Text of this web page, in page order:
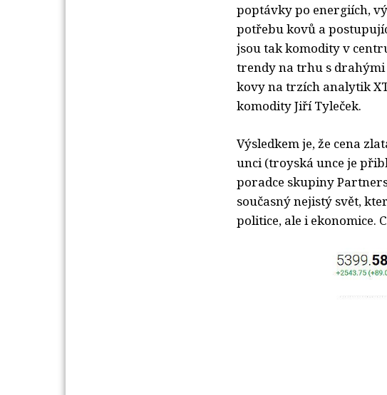
poptávky po energiích,
potřebu kovů a
jsou tak komodity v
trendy na trhu s
kovy na trzích analytik
komodity Jiří Tyleček.
Výsledkem je, že cena
unci (troyská unce je
poradce skupiny
současný nejistý svět,
politice, ale i ekonomice.